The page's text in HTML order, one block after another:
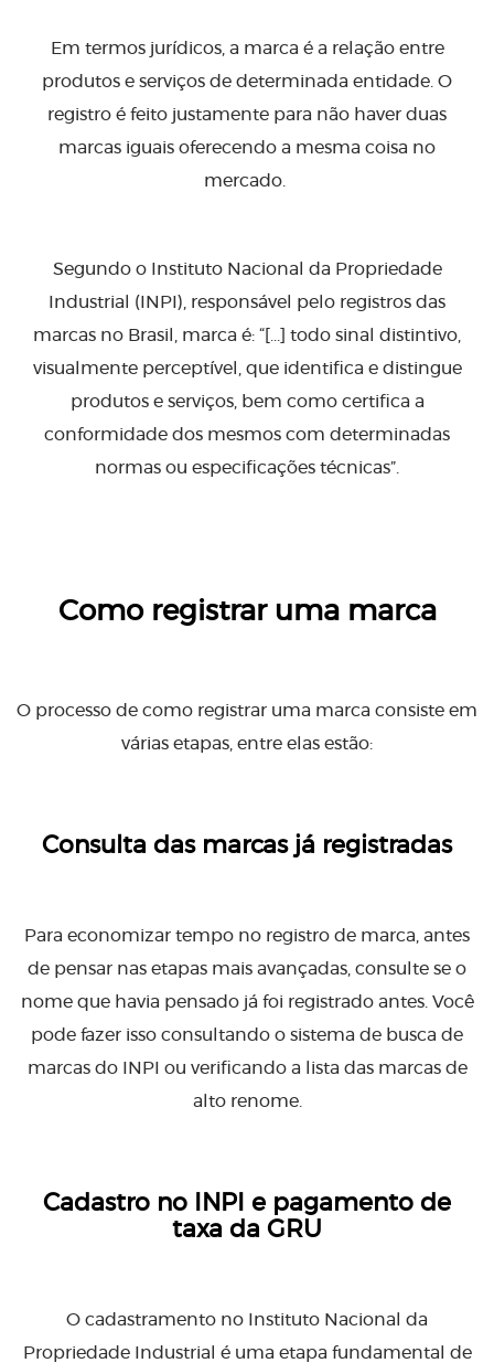
Em termos jurídicos, a marca é a relação entre
produtos e serviços de determinada entidade. O
registro é feito justamente para não haver duas
marcas iguais oferecendo a mesma coisa no
mercado.
Segundo o Instituto Nacional da Propriedade
Industrial (INPI), responsável pelo registros das
marcas no Brasil, marca é: “[…] todo sinal distintivo,
visualmente perceptível, que identifica e distingue
produtos e serviços, bem como certifica a
conformidade dos mesmos com determinadas
normas ou especificações técnicas”.
Como registrar uma marca
O processo de como registrar uma marca consiste em
várias etapas, entre elas estão:
Consulta das marcas já registradas
Para economizar tempo no registro de marca, antes
de pensar nas etapas mais avançadas, consulte se o
nome que havia pensado já foi registrado antes. Você
pode fazer isso consultando o sistema de busca de
marcas do INPI ou verificando a lista das marcas de
alto renome.
Cadastro no INPI e pagamento de
taxa da GRU
O cadastramento no Instituto Nacional da
Propriedade Industrial é uma etapa fundamental de